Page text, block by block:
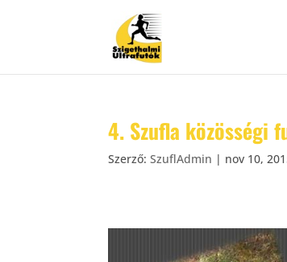
4. Szufla közösségi
Szerző:SzuflAdmin | nov 10,